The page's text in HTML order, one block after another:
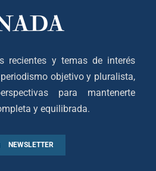
recientes y temas de interés
objetivo y pluralista,
para mantenerte
y equilibrada.
NEWSLETTER